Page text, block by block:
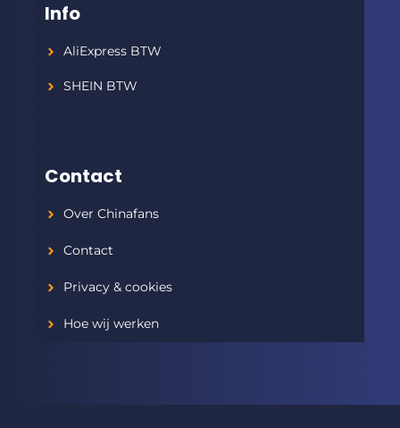
Info
AliExpress BTW
SHEIN BTW
Contact
Over Chinafans
Contact
Privacy & cookies
Hoe wij werken